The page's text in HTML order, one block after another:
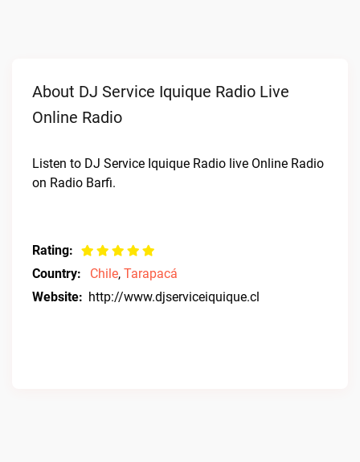
About DJ Service Iquique Radio Live
Online Radio
Listen to DJ Service Iquique Radio live Online Radio
on Radio Barfi.
Rating:
Country:
Chile, Tarapacá
Website: http://www.djserviceiquique.cl